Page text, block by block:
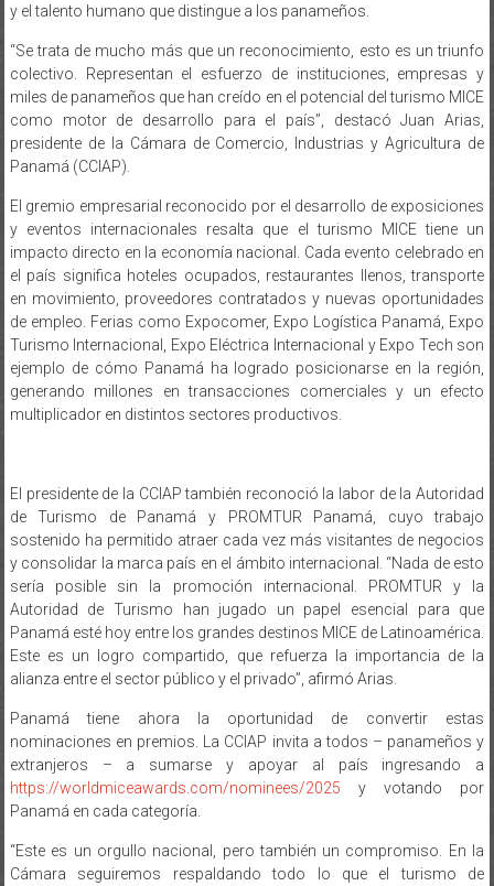
y el talento humano que distingue a los panameños.
“Se trata de mucho más que un reconocimiento, esto es un triunfo
colectivo. Representan el esfuerzo de instituciones, empresas y
miles de panameños que han creído en el potencial del turismo MICE
como motor de desarrollo para el país”, destacó Juan Arias,
presidente de la Cámara de Comercio, Industrias y Agricultura de
Panamá (CCIAP).
El gremio empresarial reconocido por el desarrollo de exposiciones
y eventos internacionales resalta que el turismo MICE tiene un
impacto directo en la economía nacional. Cada evento celebrado en
el país significa hoteles ocupados, restaurantes llenos, transporte
en movimiento, proveedores contratados y nuevas oportunidades
de empleo. Ferias como Expocomer, Expo Logística Panamá, Expo
Turismo Internacional, Expo Eléctrica Internacional y Expo Tech son
ejemplo de cómo Panamá ha logrado posicionarse en la región,
generando millones en transacciones comerciales y un efecto
multiplicador en distintos sectores productivos.
El presidente de la CCIAP también reconoció la labor de la Autoridad
de Turismo de Panamá y PROMTUR Panamá, cuyo trabajo
sostenido ha permitido atraer cada vez más visitantes de negocios
y consolidar la marca país en el ámbito internacional. “Nada de esto
sería posible sin la promoción internacional. PROMTUR y la
Autoridad de Turismo han jugado un papel esencial para que
Panamá esté hoy entre los grandes destinos MICE de Latinoamérica.
Este es un logro compartido, que refuerza la importancia de la
alianza entre el sector público y el privado”, afirmó Arias.
Panamá tiene ahora la oportunidad de convertir estas
nominaciones en premios. La CCIAP invita a todos – panameños y
extranjeros – a sumarse y apoyar al país ingresando a
https://worldmiceawards.com/nominees/2025 y votando por
Panamá en cada categoría.
“Este es un orgullo nacional, pero también un compromiso. En la
Cámara seguiremos respaldando todo lo que el turismo de